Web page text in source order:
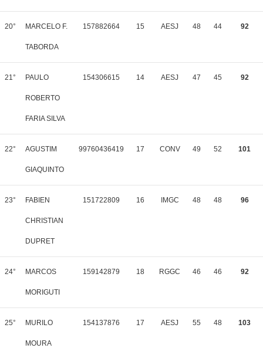
20° MARCELO F.
TABORDA
157882664 15 AESJ 48 44 92
21° PAULO
ROBERTO
FARIA SILVA
154306615 14 AESJ 47 45 92
22° AGUSTIM
GIAQUINTO
99760436419 17 CONV 49 52 101
23° FABIEN
CHRISTIAN
DUPRET
151722809 16 IMGC 48 48 96
24° MARCOS
MORIGUTI
159142879 18 RGGC 46 46 92
25° MURILO
MOURA
154137876 17 AESJ 55 48 103